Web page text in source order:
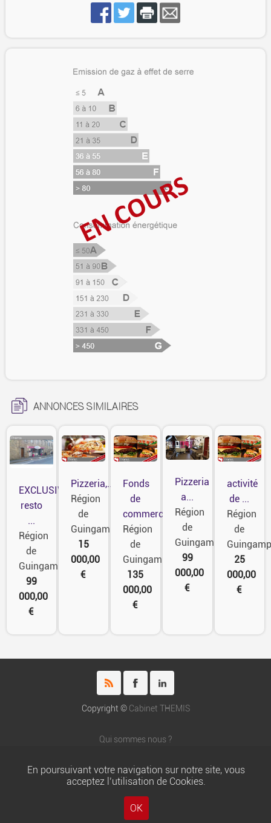
ANNONCES SIMILAIRES
EXCLUSIVITÉ
resto
...
Région
de
Guingamp
99
000,00
€
Pizzeria,...
Région
de
Guingamp
15
000,00
€
Fonds
de
commerce...
Région
de
Guingamp
135
000,00
€
Pizzeria
a...
Région
de
Guingamp
99
000,00
€
activité
de ...
Région
de
25
000,00
€
Copyright © Cabinet THEMIS
Qui sommes nous ?
Nos partenaires
Chartes
Gestion locative : Thémis Gestion
Nous contacter
En poursuivant votre navigation sur notre site, vous
acceptez l’utilisation de Cookies.
OK